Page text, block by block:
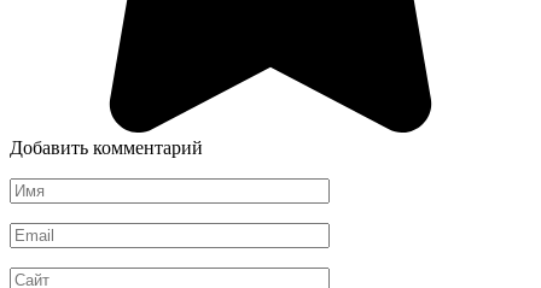
Добавить комментарий
Имя
*
Email
*
Сайт